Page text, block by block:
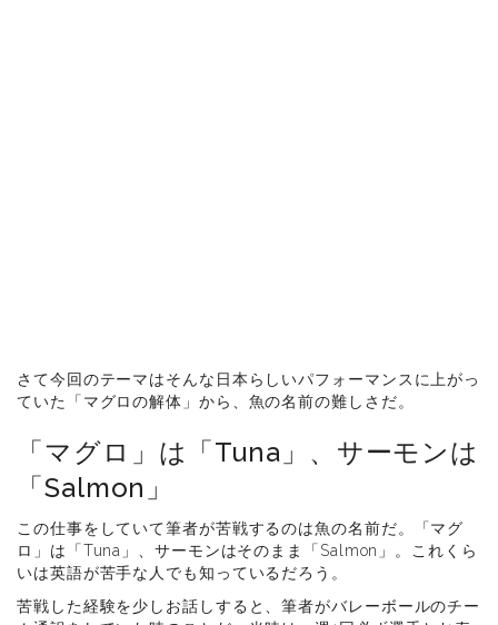
さて今回のテーマはそんな日本らしいパフォーマンスに上がっ
ていた「マグロの解体」から、魚の名前の難しさだ。
「マグロ」は「Tuna」、サーモンは
「Salmon」
この仕事をしていて筆者が苦戦するのは魚の名前だ。「マグ
ロ」は「Tuna」、サーモンはそのまま「Salmon」。これくら
いは英語が苦手な人でも知っているだろう。
苦戦した経験を少しお話しすると、筆者がバレーボールのチー